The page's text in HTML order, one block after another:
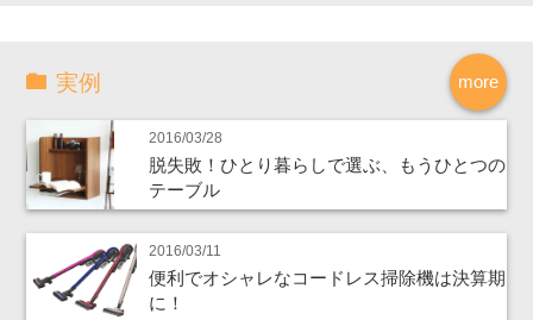
more
実例
2016/03/28
脱失敗！ひとり暮らしで選ぶ、もうひとつの
テーブル
2016/03/11
便利でオシャレなコードレス掃除機は決算期
に！